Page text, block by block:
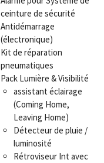
ceinture de sécurité
Antidémarrage
(électronique)
Kit de réparation
pneumatiques
Pack Lumière & Visibilité
assistant éclairage
(Coming Home,
Leaving Home)
Détecteur de pluie /
luminosité
Rétroviseur Int avec